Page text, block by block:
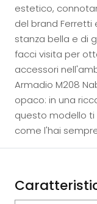
estetico,
del brand Ferretti
stanza bella e di
facci visita per
accessori
Armadio M208
opaco: in una
questo modello
come l'hai